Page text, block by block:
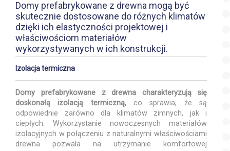
Domy prefabrykowane z drewna mogą być
skutecznie dostosowane do różnych klimatów
dzięki ich elastyczności projektowej i
właściwościom materiałów
wykorzystywanych w ich konstrukcji.
Izolacja termiczna
Domy prefabrykowane z drewna charakteryzują się
doskonałą izolacją termiczną,co sprawia, że są
odpowiednie zarówno dla klimatów zimnych, jak i
ciepłych. Wykorzystanie nowoczesnych materiałów
izolacyjnych w połączeniu z naturalnymi właściwościami
drewna pozwala na utrzymanie komfortowej